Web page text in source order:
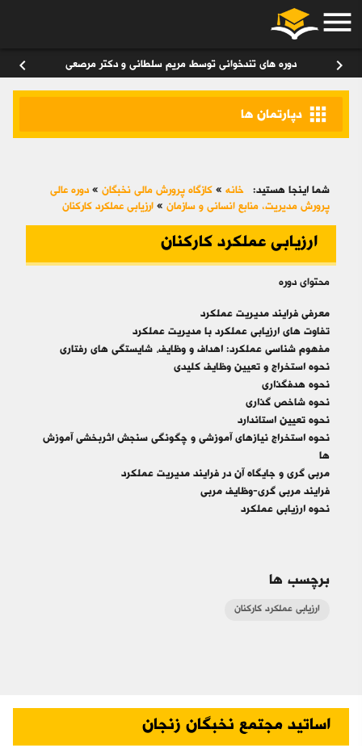
menu
chevron_right دوره های تندخوانی توسط مریم سلطانی و دکتر مرصعی chevron_left
apps دپارتمان ها
شما اینجا هستید: خانه » کازگاه پرورش مالی نخبگان » دوره عالی
پرورش مديريت، منابع انساني و سازمان » ارزیابی عملکرد کارکنان
ارزیابی عملکرد کارکنان
محتوای دوره
معرفی فرایند مدیریت عملکرد
تفاوت های ارزیابی عملکرد با مدیریت عملکرد
مفهوم شناسی عملکرد: اهداف و وظایف، شایستگی های رفتاری
نحوه استخراج و تعیین وظایف کلیدی
نحوه هدفگذاری
نحوه شاخص گذاری
نحوه تعیین استاندارد
نحوه استخراج نیازهای آموزشی و چگونگی سنجش اثربخشی آموزش
ها
مربی گری و جایگاه آن در فرایند مدیریت عملکرد
فرایند مربی گری-وظایف مربی
نحوه ارزیابی عملکرد
برچسب ها
ارزیابی عملکرد کارکنان
اساتید مجتمع نخبگان زنجان